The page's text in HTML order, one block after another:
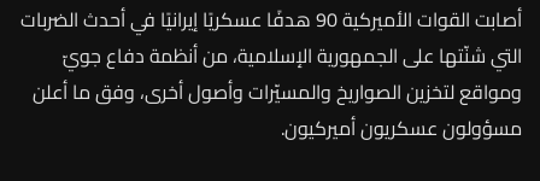
أصابت القوات الأميركية 90 هدفًا عسكريًا إيرانيًا في أحدث الضربات
التي شنّتها على الجمهورية الإسلامية، من أنظمة دفاع جويّ
ومواقع لتخزين الصواريخ والمسيّرات وأصول أخرى، وفق ما أعلن
مسؤولون عسكريون أميركيون.